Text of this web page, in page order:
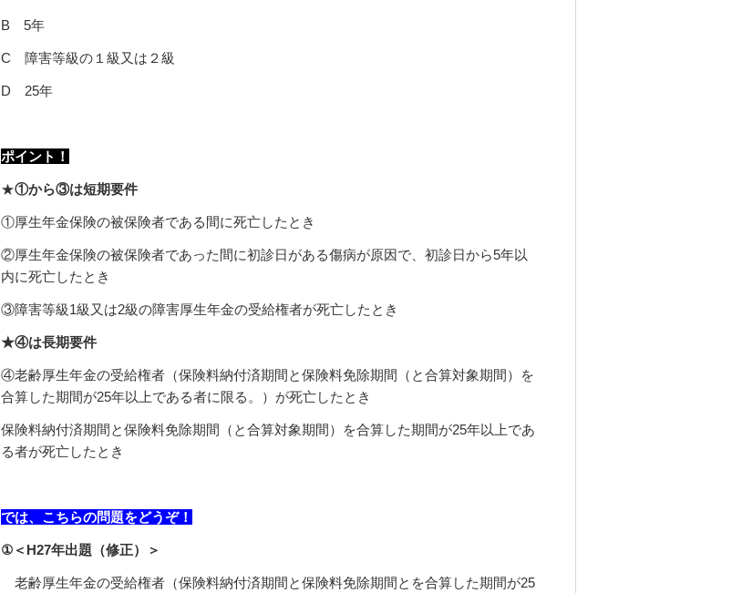
B 5年
C 障害等級の１ 級又は２ 級
D 25年
ポイント！
★①から③は短期要件
①厚生年金保険の被保険者である間に死亡したとき
②厚生年金保険の被保険者であった間に初診日がある傷病が原因で、初診日から5年以
内に死亡したとき
③障害等級1級又は2級の障害厚生年金の受給権者が死亡したとき
★④は長期要件
④老齢厚生年金の受給権者（保険料納付済期間と保険料免除期間（と合算対象期間）を
合算した期間が25年以上である者に限る。）が死亡したとき
保険料納付済期間と保険料免除期間（と合算対象期間）を合算した期間が25年以上であ
る者が死亡したとき
では、こちらの問題をどうぞ！
①＜H27年出題 （修正）＞
老齢厚生年金の受給権者（保険料納付済期間と保険料免除期間とを合算した期間が25